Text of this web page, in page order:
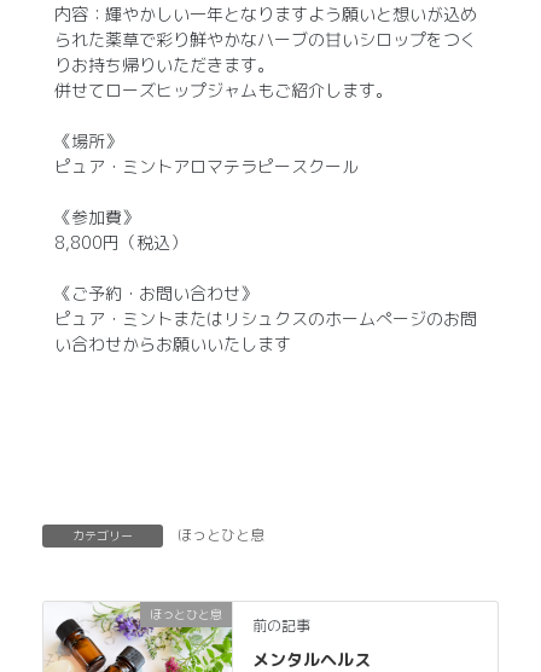
内容：輝やかしい一年となりますよう願いと想いが込め
られた薬草で彩り鮮やかなハーブの甘いシロップをつく
りお持ち帰りいただきます。
併せてローズヒップジャムもご紹介します。
《場所》
ピュア・ミントアロマテラピースクール
《参加費》
8,800円（税込）
《ご予約・お問い合わせ》
ピュア・ミントまたはリシュクスのホームぺージのお問
い合わせからお願いいたします
カテゴリー ほっとひと息
ほっとひと息
前の記事
メンタルヘルス